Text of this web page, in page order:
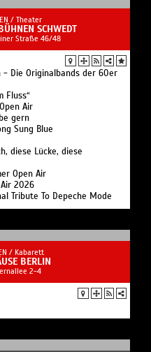
/ Theater
SCHWEDT
Straße 46/48
- Die Originalbands der 60er
Fluss“
Air
gern
Sung Blue
diese Lücke, diese
Open Air
2026
Tribute To Depeche Mode
/ Kabarett
BERLIN
2-4